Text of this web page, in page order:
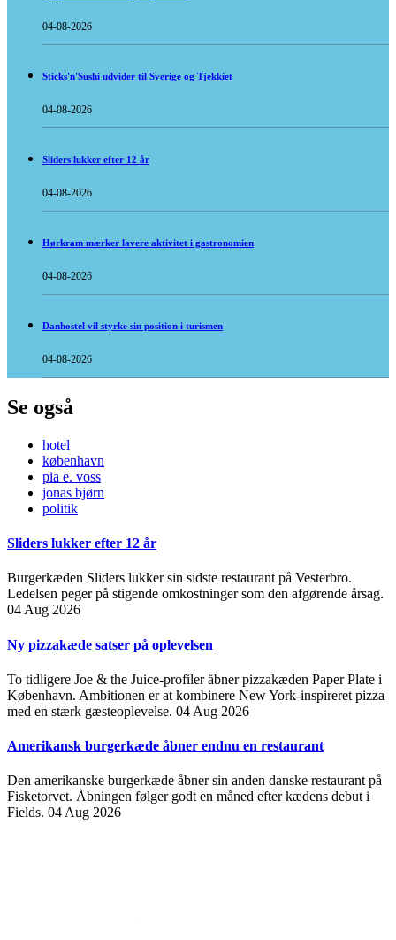
04-08-2026
Sticks'n'Sushi udvider til Sverige og Tjekkiet
04-08-2026
Sliders lukker efter 12 år
04-08-2026
Hørkram mærker lavere aktivitet i gastronomien
04-08-2026
Danhostel vil styrke sin position i turismen
04-08-2026
Se også
hotel
københavn
pia e. voss
jonas bjørn
politik
Sliders lukker efter 12 år
Burgerkæden Sliders lukker sin sidste restaurant på Vesterbro.
Ledelsen peger på stigende omkostninger som den afgørende årsag.
04 Aug 2026
Ny pizzakæde satser på oplevelsen
To tidligere Joe & the Juice-profiler åbner pizzakæden Paper Plate i
København. Ambitionen er at kombinere New York-inspireret pizza
med en stærk gæsteoplevelse. 04 Aug 2026
Amerikansk burgerkæde åbner endnu en restaurant
Den amerikanske burgerkæde åbner sin anden danske restaurant på
Fisketorvet. Åbningen følger godt en måned efter kædens debut i
Fields. 04 Aug 2026